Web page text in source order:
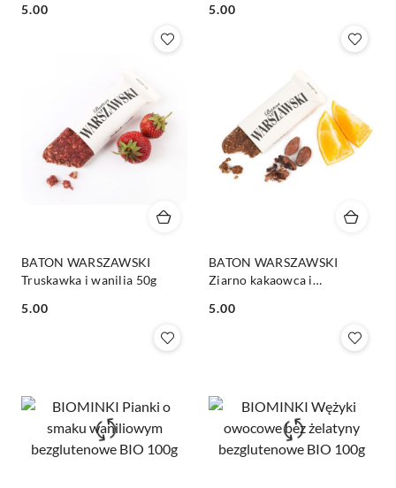
Cena:
5.00 Cena:
5.00
BATON WARSZAWSKI
Truskawka i wanilia 50g
Cena:
5.00
BATON WARSZAWSKI
Ziarno kakaowca i
Cena:
5.00